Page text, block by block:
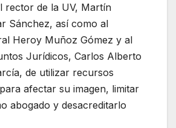
rector de la UV, Martín
Sánchez, así como al
Heroy Muñoz Gómez y al
Jurídicos, Carlos Alberto
de utilizar recursos
afectar su imagen, limitar
abogado y desacreditarlo